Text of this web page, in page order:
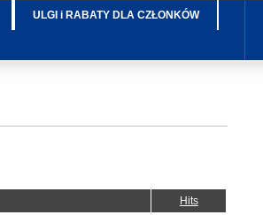
ULGI i RABATY DLA CZŁONKÓW
Hits